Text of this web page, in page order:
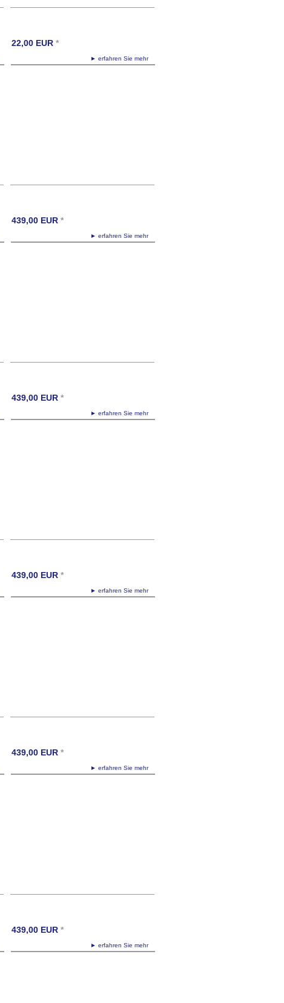
► erfahren Sie mehr
22,00 EUR *
► erfahren Sie mehr
439,00 EUR *
► erfahren Sie mehr
439,00 EUR *
► erfahren Sie mehr
439,00 EUR *
► erfahren Sie mehr
439,00 EUR *
► erfahren Sie mehr
439,00 EUR *